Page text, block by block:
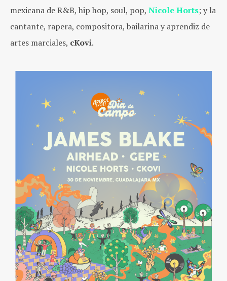
mexicana de R&B, hip hop, soul, pop, Nicole Horts; y la
cantante, rapera, compositora, bailarina y aprendiz de
artes marciales, cKovi.